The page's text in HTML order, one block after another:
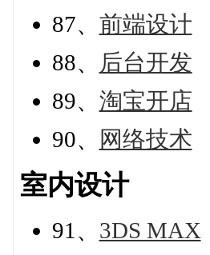
87、 前端设计
88、
后台开发
89、 淘宝开店
90、
网络技术
室内设计
91、 3DS MAX